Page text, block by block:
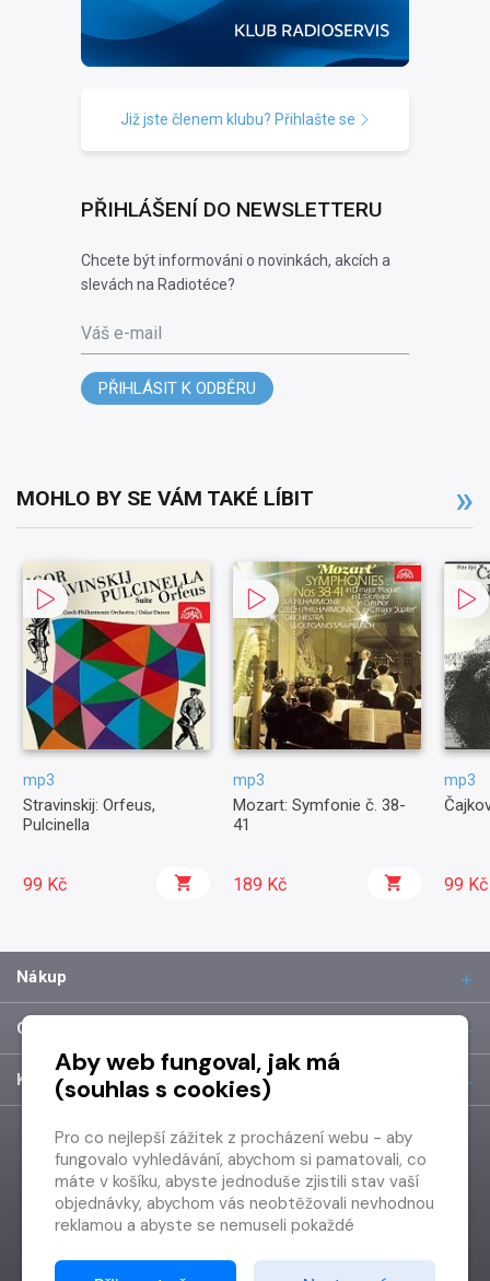
Již jste členem klubu? Přihlašte se
PŘIHLÁŠENÍ DO NEWSLETTERU
Chcete být informováni o novinkách, akcích a
slevách na Radiotéce?
Váš e-mail
PŘIHLÁSIT K ODBĚRU
MOHLO BY SE VÁM TAKÉ LÍBIT
mp3
Stravinskij: Orfeus,
Pulcinella
99 Kč
mp3
Mozart: Symfonie č. 38-
41
189 Kč
mp3
99 Kč
Nákup
O společnosti
Kontakt
Aby web fungoval, jak má
(souhlas s cookies)
Pro co nejlepší zážitek z procházení webu - aby
fungovalo vyhledávání, abychom si pamatovali, co
máte v košíku, abyste jednoduše zjistili stav vaší
objednávky, abychom vás neobtěžovali nevhodnou
reklamou a abyste se nemuseli pokaždé